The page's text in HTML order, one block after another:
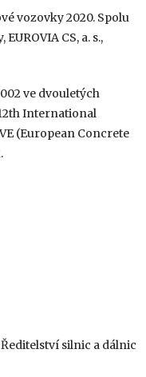
vozovky 2020. Spolu
CS, a. s.,
ve dvouletých
International
(European Concrete
silnic a dálnic